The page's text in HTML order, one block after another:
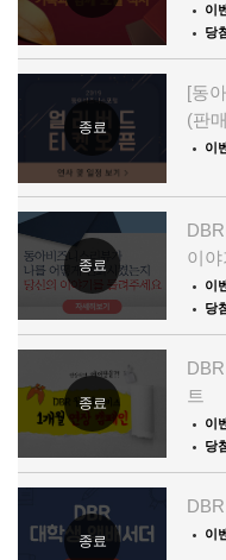
이
당
종료
[동
(판
이
종료
이
이
당
종료
트
이
당
종료 이